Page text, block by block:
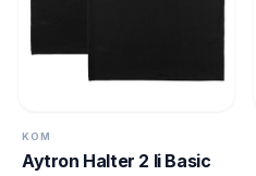
KOM
Aytron Halter 2 li Basic